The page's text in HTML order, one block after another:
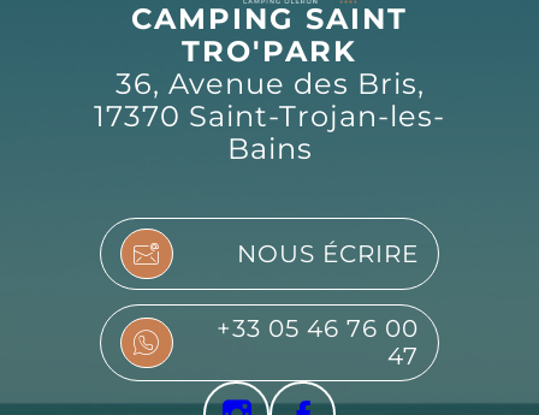
CAMPING SAINT
TRO'PARK
36, Avenue des Bris,
17370 Saint-Trojan-les-
Bains
NOUS ÉCRIRE
+33 05 46 76 00
47